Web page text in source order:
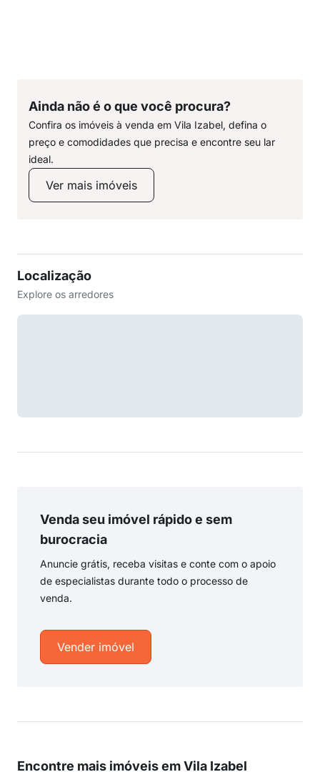
Ainda não é o que você procura?
Confira os imóveis à venda em Vila Izabel, defina o
preço e comodidades que precisa e encontre seu lar
ideal.
Ver mais imóveis
Localização
Explore os arredores
Venda seu imóvel rápido e sem
burocracia
Anuncie grátis, receba visitas e conte com o apoio
de especialistas durante todo o processo de
venda.
Vender imóvel
Encontre mais imóveis em Vila Izabel